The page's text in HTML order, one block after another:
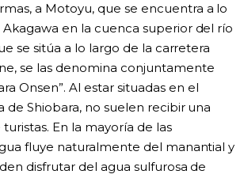
a Motoyu, que se encuentra a lo
en la cuenca superior del río
se sitúa a lo largo de la carretera
se las denomina conjuntamente
Onsen”. Al estar situadas en el
de Shiobara, no suelen recibir una
En la mayoría de las
fluye naturalmente del manantial y
disfrutar del agua sulfurosa de